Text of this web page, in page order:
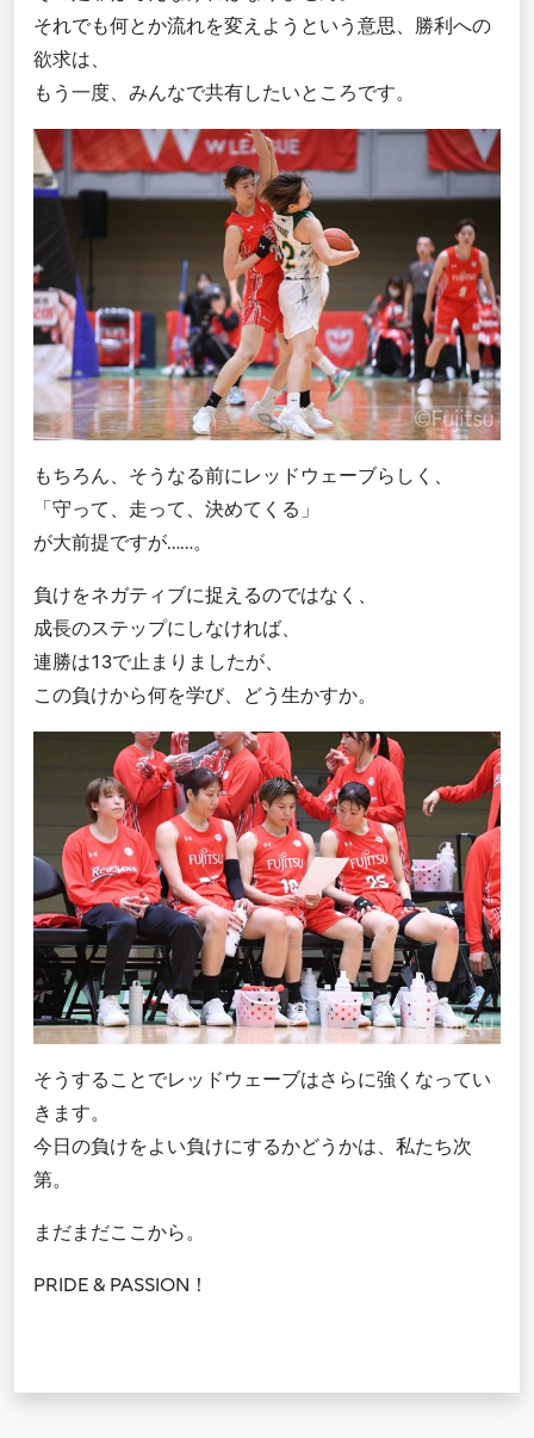
それでも何とか流れを変えようという意思、勝利への
欲求は、
もう一度、みんなで共有したいところです。
もちろん、そうなる前にレッドウェーブらしく、
「守って、走って、決めてくる」
が大前提ですが……。
負けをネガティブに捉えるのではなく、
成長のステップにしなければ、
連勝は13で止まりましたが、
この負けから何を学び、どう生かすか。
そうすることでレッドウェーブはさらに強くなってい
きます。
今日の負けをよい負けにするかどうかは、私たち次
第。
まだまだここから。
PRIDE & PASSION！